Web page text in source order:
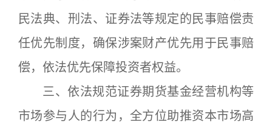
民法典、刑法、证券法等规定的民事赔偿责
任优先制度，确保涉案财产优先用于民事赔
偿，依法优先保障投资者权益。
三、依法规范证券期货基金经营机构等
市场参与人的行为，全方位助推资本市场高